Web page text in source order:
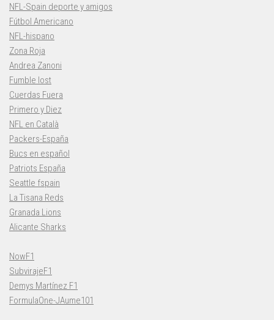
NFL-Spain deporte y amigos
Fútbol Americano
NFL-hispano
Zona Roja
Andrea Zanoni
Fumble lost
Cuerdas Fuera
Primero y Diez
NFL en Català
Packers-España
Bucs en español
Patriots España
Seattle fspain
La Tisana Reds
Granada Lions
Alicante Sharks
NowF1
SubvirajeF1
Demys Martínez F1
FormulaOne-JAume101